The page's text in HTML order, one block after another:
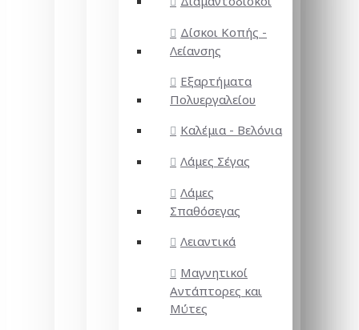
Δίσκοι Κοπής -
Λείανσης
Εξαρτήματα
Πολυεργαλείου
Καλέμια - Βελόνια
Λάμες Σέγας
Λάμες
Σπαθόσεγας
Λειαντικά
Μαγνητικοί
Αντάπτορες και
Μύτες